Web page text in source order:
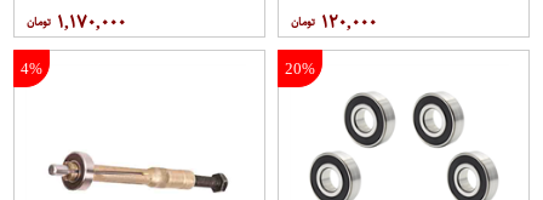
۱۲۰,۰۰۰ ۱,۱۷۰,۰۰۰
20%
4%